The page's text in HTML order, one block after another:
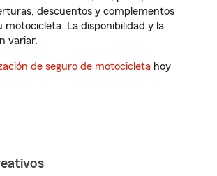
descuentos y complementos
motocicleta. La disponibilidad y la
variar.
de seguro de motocicleta hoy